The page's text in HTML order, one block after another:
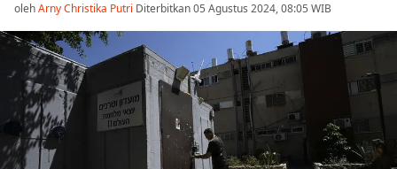
olehArny Christika Putri Diterbitkan 05 Agustus 2024, 08:05 WIB